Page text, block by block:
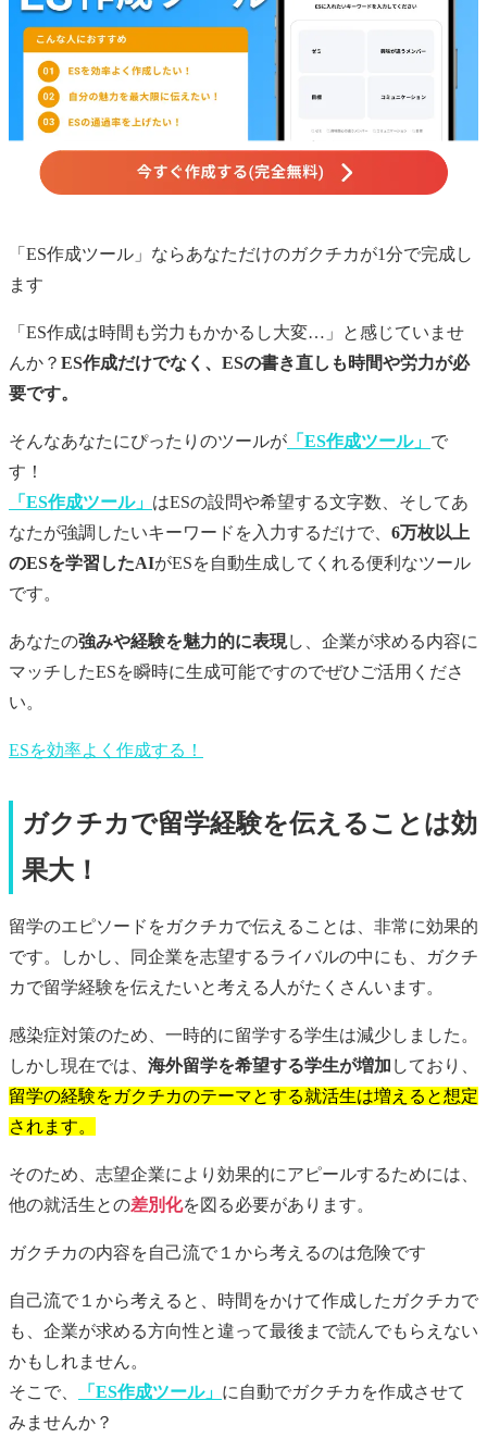
「ES作成ツール」ならあなただけのガクチカが1分で完成し
ます
「ES作成は時間も労力もかかるし大変…」と感じていませ
んか？ ES作成だけでなく、ESの書き直しも時間や労力が必
要です。
そんなあなたにぴったりのツールが 「ES作成ツール」 で
す！
「ES作成ツール」 はESの設問や希望する文字数、そしてあ
なたが強調したいキーワードを入力するだけで、 6万枚以上
のESを学習したAIがESを自動生成してくれる便利なツール
です。
あなたの強みや経験を魅力的に表現し、企業が求める内容に
マッチしたESを瞬時に生成可能ですのでぜひご活用くださ
い。
ESを効率よく作成する！
ガクチカで留学経験を伝えることは効
果大！
留学のエピソードをガクチカで伝えることは、非常に効果的
です。しかし、同企業を志望するライバルの中にも、ガクチ
カで留学経験を伝えたいと考える人がたくさんいます。
感染症対策のため、一時的に留学する学生は減少しました。
しかし現在では、 海外留学を希望する学生が増加 しており、
留学の経験をガクチカのテーマとする就活生は増えると想定
されます。
そのため、志望企業により効果的にアピールするためには、
他の就活生との差別化を図る必要があります。
ガクチカの内容を自己流で１から考えるのは危険です
自己流で１から考えると、時間をかけて作成した ガクチカで
も、企業が求める方向性と違って最後まで読んでもらえない
かもしれません。
そこで、
「ES作成ツール」 に自動でガクチカ を作成させて
みませんか？